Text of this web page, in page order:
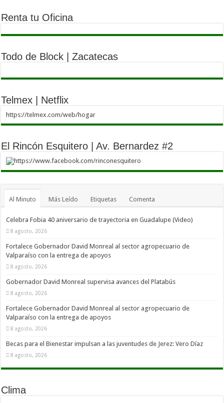
Renta tu Oficina
Todo de Block | Zacatecas
Telmex | Netflix
https://telmex.com/web/hogar
El Rincón Esquitero | Av. Bernardez #2
https://www.facebook.com/rinconesquitero
Al Minuto Más Leído Etiquetas Comenta
Celebra Fobia 40 aniversario de trayectoria en Guadalupe (Video)
8 agosto, 2026
Fortalece Gobernador David Monreal al sector agropecuario de
Valparaíso con la entrega de apoyos
8 agosto, 2026
Gobernador David Monreal supervisa avances del Platabús
8 agosto, 2026
Fortalece Gobernador David Monreal al sector agropecuario de
Valparaíso con la entrega de apoyos
8 agosto, 2026
Becas para el Bienestar impulsan a las juventudes de Jerez: Vero Díaz
8 agosto, 2026
Clima